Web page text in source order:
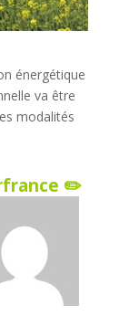
énergétique
va être
modalités
✏️